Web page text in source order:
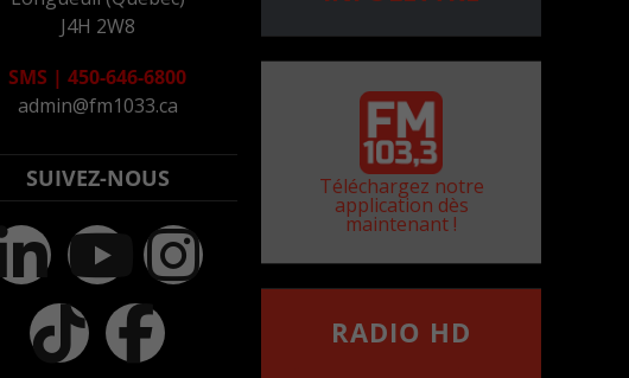
J4H 2W8
SMS | 450-646-6800
admin@fm1033.ca
SUIVEZ-NOUS Téléchargez notre
application dès
maintenant !
RADIO HD